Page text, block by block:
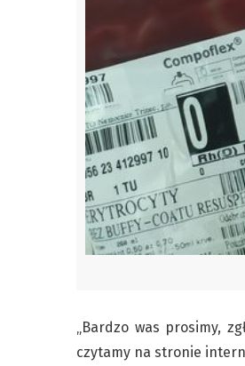
„Bardzo was prosimy,
czytamy na stronie